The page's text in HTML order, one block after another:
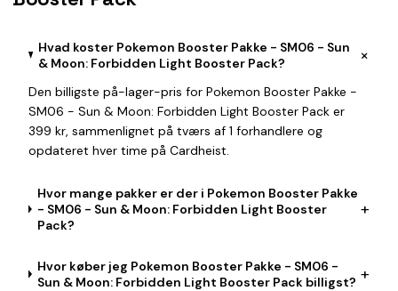
Hvad koster Pokemon Booster Pakke - SM06 - Sun
& Moon: Forbidden Light Booster Pack?
+
Den billigste på-lager-pris for Pokemon Booster Pakke -
SM06 - Sun & Moon: Forbidden Light Booster Pack er
399 kr, sammenlignet på tværs af 1 forhandlere og
opdateret hver time på Cardheist.
Hvor mange pakker er der i Pokemon Booster Pakke
- SM06 - Sun & Moon: Forbidden Light Booster
Pack?
+
Hvor køber jeg Pokemon Booster Pakke - SM06 -
Sun & Moon: Forbidden Light Booster Pack billigst? +